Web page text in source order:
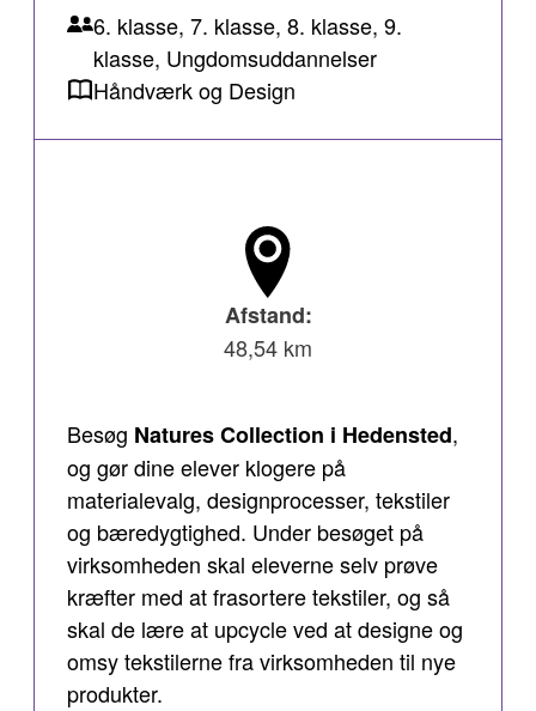
6. klasse, 7. klasse, 8. klasse, 9.
klasse, Ungdomsuddannelser
Håndværk og Design
Afstand:
48,54 km
Besøg Natures Collection i Hedensted,
og gør dine elever klogere på
materialevalg, designprocesser, tekstiler
og bæredygtighed. Under besøget på
virksomheden skal eleverne selv prøve
kræfter med at frasortere tekstiler, og så
skal de lære at upcycle ved at designe og
omsy tekstilerne fra virksomheden til nye
produkter.